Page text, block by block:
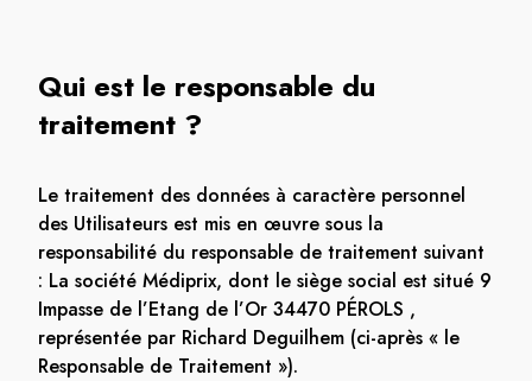
Qui est le responsable du
traitement ?
Le traitement des données à caractère personnel
des Utilisateurs est mis en œuvre sous la
responsabilité du responsable de traitement suivant
: La société Médiprix, dont le siège social est situé 9
Impasse de l’Etang de l’Or 34470 PÉROLS ,
représentée par Richard Deguilhem (ci-après « le
Responsable de Traitement »).